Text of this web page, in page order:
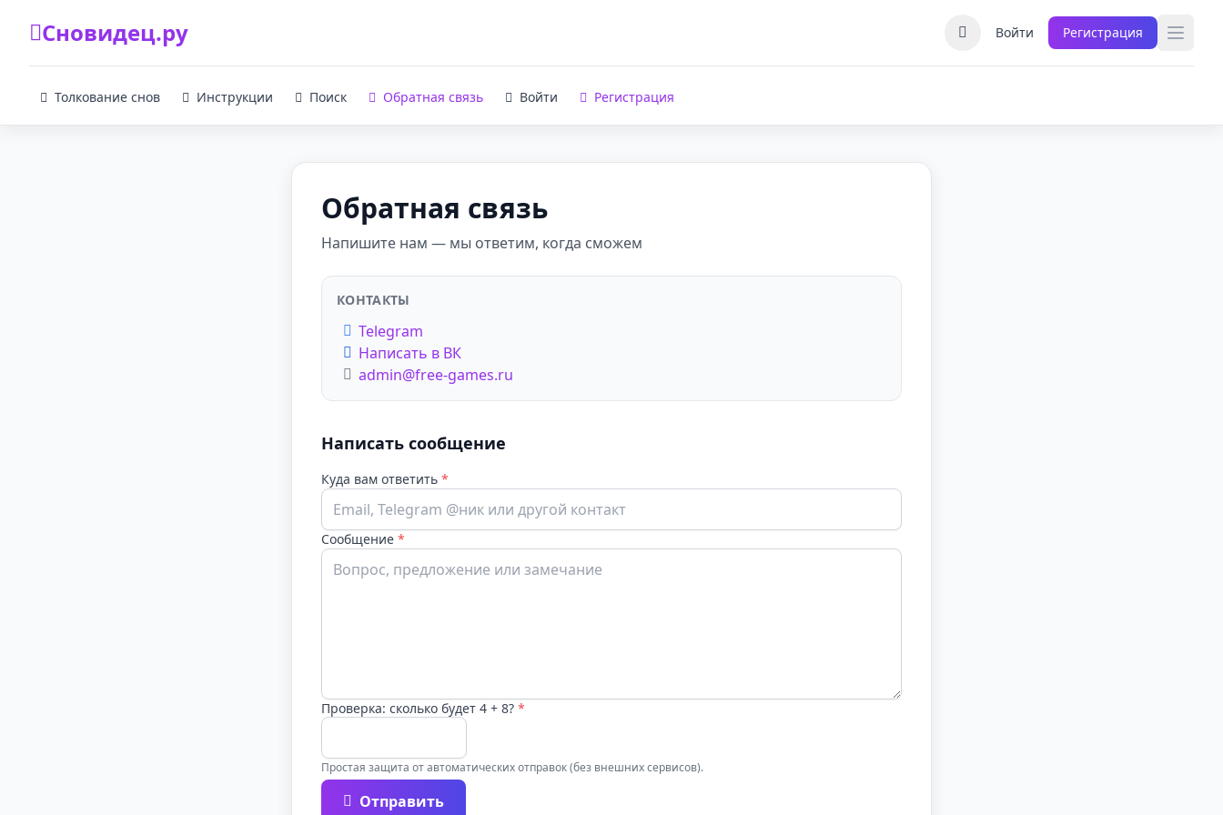
Сновидец.ру Войти Регистрация
Толкование снов Инструкции Поиск Обратная связь Войти Регистрация
Обратная связь
Напишите нам — мы ответим, когда сможем
КОНТАКТЫ
Telegram
Написать в ВК
admin@free-games.ru
Написать сообщение
Куда вам ответить *
Сообщение *
Проверка: сколько будет 4 + 8? *
Простая защита от автоматических отправок (без внешних сервисов).
Отправить